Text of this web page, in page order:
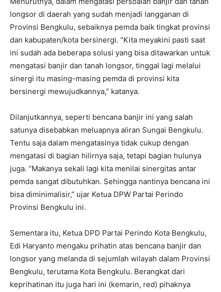
longsor di daerah yang sudah menjadi langganan di
Provinsi Bengkulu, sebaiknya pemda baik tingkat provinsi
dan kabupaten/kota bersinergi. “Kita meyakini pasti saat
ini sudah ada beberapa solusi yang bisa ditawarkan untuk
mengatasi banjir dan tanah longsor, tinggal lagi melalui
sinergi itu masing-masing pemda di provinsi kita
bersinergi mewujudkannya,” katanya.
Dilanjutkannya, seperti bencana banjir ini yang salah
satunya disebabkan meluapnya aliran Sungai Bengkulu.
Tentu saja dalam mengatasinya tidak cukup dengan
mengatasi di bagian hilirnya saja, tetapi bagian hulunya
juga. “Makanya sekali lagi kita menilai sinergitas antar
pemda sangat dibutuhkan. Sehingga nantinya bencana ini
bisa diminimalisir,” ujar Ketua DPW Partai Perindo
Provinsi Bengkulu ini.
Sementara itu, Ketua DPD Partai Perindo Kota Bengkulu,
Edi Haryanto mengaku prihatin atas bencana banjir dan
longsor yang melanda di sejumlah wilayah dalam Provinsi
Bengkulu, terutama Kota Bengkulu. Berangkat dari
keprihatinan itu juga hari ini (kemarin, red) pihaknya